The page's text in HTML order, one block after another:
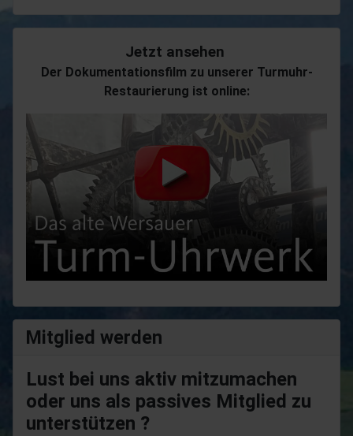
Jetzt ansehen
Der Dokumentationsfilm zu unserer Turmuhr-
Restaurierung ist online:
Mitglied werden
Lust bei uns aktiv mitzumachen
oder uns als passives Mitglied zu
unterstützen ?